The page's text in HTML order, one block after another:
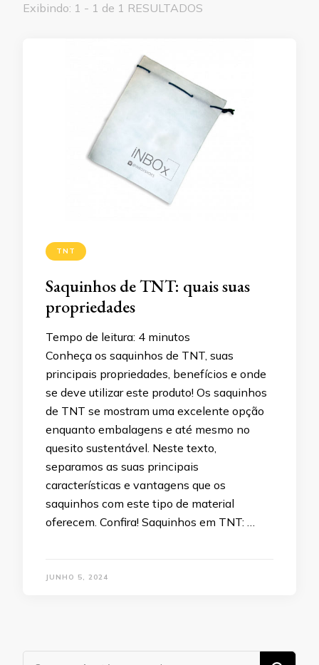
Exibindo: 1 - 1 de 1 RESULTADOS
TNT
Saquinhos de TNT: quais suas
propriedades
Tempo de leitura: 4 minutos
Conheça os saquinhos de TNT, suas
principais propriedades, benefícios e onde
se deve utilizar este produto! Os saquinhos
de TNT se mostram uma excelente opção
enquanto embalagens e até mesmo no
quesito sustentável. Neste texto,
separamos as suas principais
características e vantagens que os
saquinhos com este tipo de material
oferecem. Confira! Saquinhos em TNT: …
JUNHO 5, 2024
Procurando